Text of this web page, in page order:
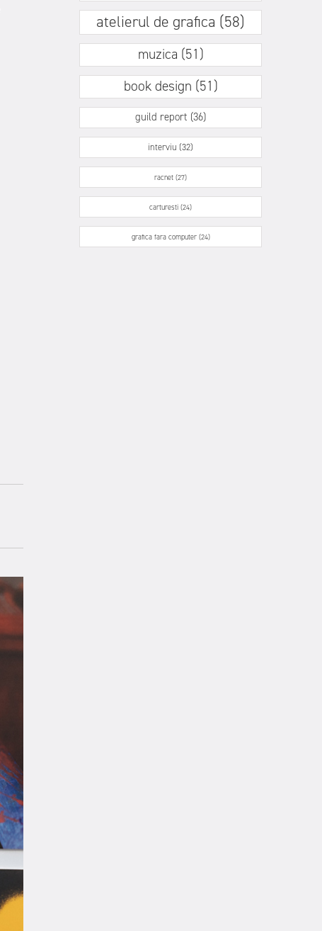
atelierul de grafica (58)
muzica (51)
book design (51)
guild report (36)
interviu (32)
racnet (27)
carturesti (24)
grafica fara computer (24)